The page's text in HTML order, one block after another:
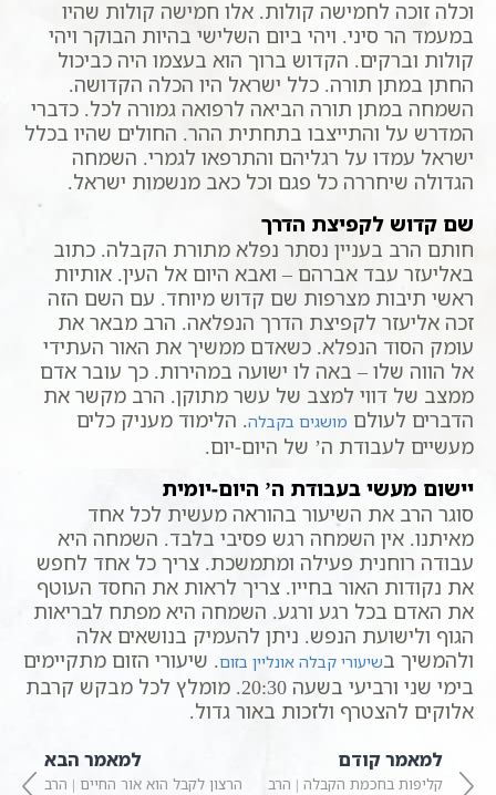
וכלה זוכה לחמישה קולות. אלו חמישה קולות שהיו
במעמד הר סיני. ויהי ביום השלישי בהיות הבוקר ויהי
קולות וברקים. הקדוש ברוך הוא בעצמו היה כביכול
החתן במתן תורה. כלל ישראל היו הכלה הקדושה.
השמחה במתן תורה הביאה לרפואה גמורה לכל. כדברי
המדרש על והתייצבו בתחתית ההר. החולים שהיו בכלל
ישראל עמדו על רגליהם והתרפאו לגמרי. השמחה
הגדולה שיחררה כל פגם וכל כאב מנשמות ישראל.
שם קדוש לקפיצת הדרך
חותם הרב בעניין נסתר נפלא מתורת הקבלה. כתוב
באליעזר עבד אברהם – ואבא היום אל העין. אותיות
ראשי תיבות מצרפות שם קדוש מיוחד. עם השם הזה
זכה אליעזר לקפיצת הדרך הנפלאה. הרב מבאר את
עומק הסוד הנפלא. כשאדם ממשיך את האור העתידי
אל הווה שלו – באה לו ישועה במהירות. כך עובר אדם
ממצב של דווי למצב של עשר מתוקן. הרב מקשר את
הדברים לעולם מושגים בקבלה. הלימוד מעניק כלים
מעשיים לעבודת ה’ של היום-יום.
יישום מעשי בעבודת ה’ היום-יומית
סוגר הרב את השיעור בהוראה מעשית לכל אחד
מאיתנו. אין השמחה רגש פסיבי בלבד. השמחה היא
עבודה רוחנית פעילה ומתמשכת. צריך כל אחד לחפש
את נקודות האור בחייו. צריך לראות את החסד העוטף
את האדם בכל רגע ורגע. השמחה היא מפתח לבריאות
הגוף ולישועת הנפש. ניתן להעמיק בנושאים אלה
ולהמשיך בשיעורי קבלה אונליין בזום. שיעורי הזום מתקיימים
בימי שני ורביעי בשעה 20:30. מומלץ לכל מבקש קרבת
אלוקים להצטרף ולזכות באור גדול.
למאמר קודם
קליפות בחכמת הקבלה | הרב
למאמר הבא
הרצון לקבל הוא אור החיים | הרב